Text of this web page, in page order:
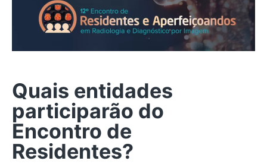
Quais entidades
participarão do
Encontro de
Residentes?